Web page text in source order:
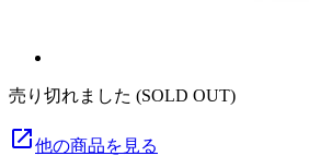
売り切れました (SOLD OUT)
launch他の商品を見る